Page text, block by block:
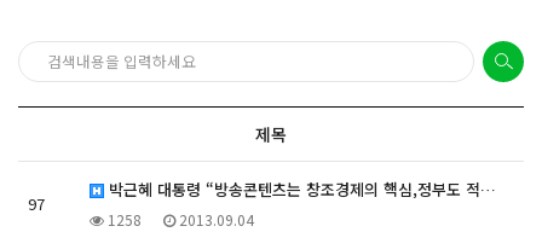
제목
97
박근혜 대통령 “방송콘텐츠는 창조경제의 핵심,정부도 적…
1258 2013.09.04